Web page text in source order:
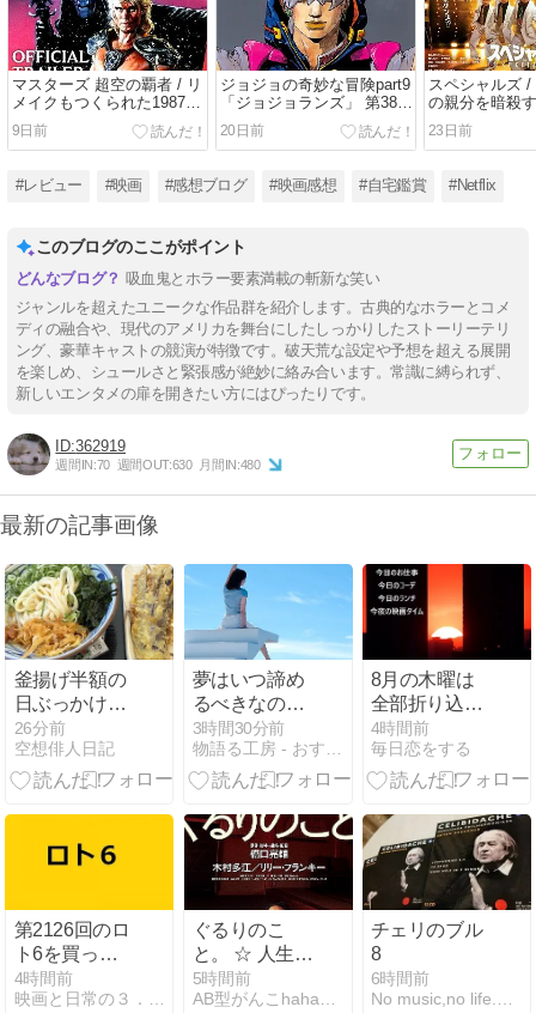
マスターズ 超空の覇者 / リ
メイクもつくられた1987年
公開ドルフラングレン主演
のSFファンタジー冒険譚。
惑星エターニアの戦士ヒー
マンは悪のスケルターとの
激しい戦いを繰り広げてい
9日前
ジョジョの奇妙な冒険part9
「ジョジョランズ」 第38話
感想 (2026/7/17) / 母を守る
ためのウサギの決死の覚
悟。それによって敵スタン
ド能力から逃れることがで
きたチームはついに本体を
20日前
スペシャルズ
の親分を暗殺
められた、ダ
る殺し屋たち
の子を先生に
ずつ踊ること
23日前
#レビュー #映画 #感想ブログ #映画感想 #自宅鑑賞 #Netflix
このブログのここがポイント
吸血鬼とホラー要素満載の斬新な笑い
ジャンルを超えたユニークな作品群を紹介します。古典的なホラーとコメ
ディの融合や、現代のアメリカを舞台にしたしっかりしたストーリーテリ
ング、豪華キャストの競演が特徴です。破天荒な設定や予想を超える展開
を楽しめ、シュールさと緊張感が絶妙に絡み合います。常識に縛られず、
新しいエンタメの扉を開きたい方にはぴったりです。
362919
週間IN:70 週間OUT:630 月間IN:480
最新の記事画像
釜揚げ半額の
日ぶっかけ冷
も半額だった
んで
26分前
空想俳人日記
夢はいつ諦め
るべきなの
か？ 引き際と
続けるべき時
を考えてみる
3時間30分前
物語る工房 - おすすめの物語を紹介、研究、分析
8月の木曜は
全部折り込み
出勤
4時間前
毎日恋をする
第2126回のロ
ト6を買って
みた結果
4時間前
映画と日常の３．０館
ぐるりのこ
と。 ☆ 人生は
病むことばか
り
5時間前
AB型がんこhaha日記
チェリのブル
8
6時間前
No music,no life.〜みこのつれづれ〜